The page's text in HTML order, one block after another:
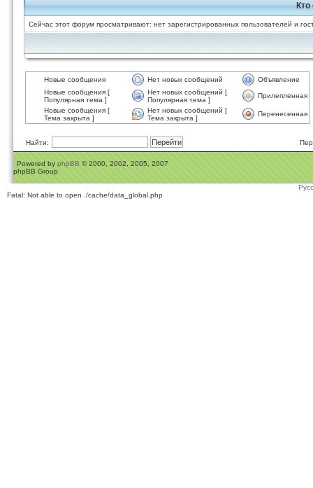
Кто
Сейчас этот форум просматривают: нет зарегистрированных пользователей и
Новые сообщения Нет новых сообщений
Объявление
Новые сообщения [
Популярная тема ]
Нет новых сообщений [
Популярная тема ]
Прилепленная
Новые сообщения [
Тема закрыта ]
Нет новых сообщений [
Тема закрыта ]
Перенесенная
Найти:
Powered by phpBB © 2000, 2002, 2005, 2007
phpBB Group
Fatal: Not able to open ./cache/data_global.php